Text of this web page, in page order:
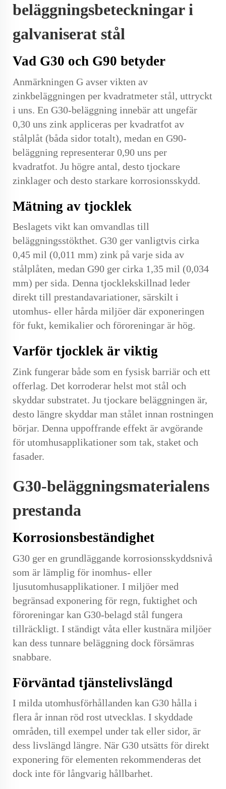
beläggningsbeteckningar i
galvaniserat stål
Vad G30 och G90 betyder
Anmärkningen G avser vikten av
zinkbeläggningen per kvadratmeter stål, uttryckt
i uns. En G30-beläggning innebär att ungefär
0,30 uns zink appliceras per kvadratfot av
stålplåt (båda sidor totalt), medan en G90-
beläggning representerar 0,90 uns per
kvadratfot. Ju högre antal, desto tjockare
zinklager och desto starkare korrosionsskydd.
Mätning av tjocklek
Beslagets vikt kan omvandlas till
beläggningsstökthet. G30 ger vanligtvis cirka
0,45 mil (0,011 mm) zink på varje sida av
stålplåten, medan G90 ger cirka 1,35 mil (0,034
mm) per sida. Denna tjocklekskillnad leder
direkt till prestandavariationer, särskilt i
utomhus- eller hårda miljöer där exponeringen
för fukt, kemikalier och föroreningar är hög.
Varför tjocklek är viktig
Zink fungerar både som en fysisk barriär och ett
offerlag. Det korroderar helst mot stål och
skyddar substratet. Ju tjockare beläggningen är,
desto längre skyddar man stålet innan rostningen
börjar. Denna uppoffrande effekt är avgörande
för utomhusapplikationer som tak, staket och
fasader.
G30-beläggningsmaterialens
prestanda
Korrosionsbeständighet
G30 ger en grundläggande korrosionsskyddsnivå
som är lämplig för inomhus- eller
ljusutomhusapplikationer. I miljöer med
begränsad exponering för regn, fuktighet och
föroreningar kan G30-belagd stål fungera
tillräckligt. I ständigt våta eller kustnära miljöer
kan dess tunnare beläggning dock försämras
snabbare.
Förväntad tjänstelivslängd
I milda utomhusförhållanden kan G30 hålla i
flera år innan röd rost utvecklas. I skyddade
områden, till exempel under tak eller sidor, är
dess livslängd längre. När G30 utsätts för direkt
exponering för elementen rekommenderas det
dock inte för långvarig hållbarhet.